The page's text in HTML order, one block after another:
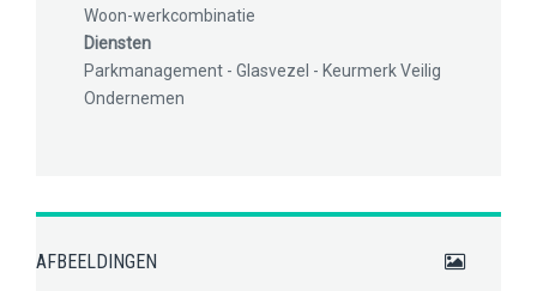
Woon-werkcombinatie
Diensten
Parkmanagement - Glasvezel - Keurmerk Veilig
Ondernemen
AFBEELDINGEN